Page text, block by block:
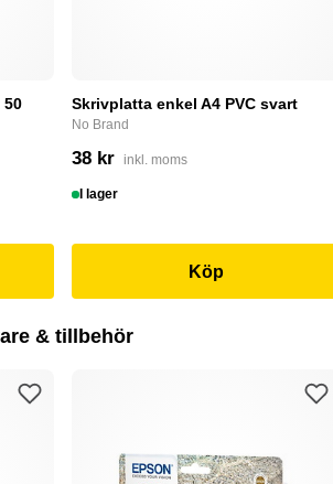
50
Skrivplatta enkel A4 PVC svart
No Brand
38 kr inkl. moms
I lager
Köp
& tillbehör